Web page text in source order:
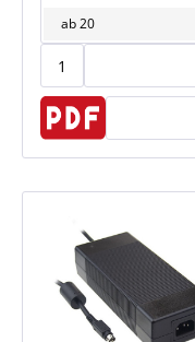
ab20